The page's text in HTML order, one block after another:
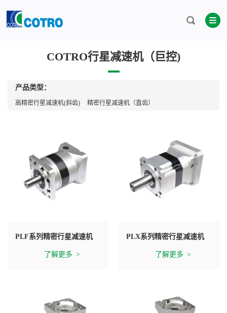
（巨控)>
COTRO行星减速机（巨控)
产品类型：
高精密行星减速机(斜齿) 精密行星减速机（直齿）
PLF系列精密行星减速机
了解更多
PLX系列精密行星减速机
了解更多